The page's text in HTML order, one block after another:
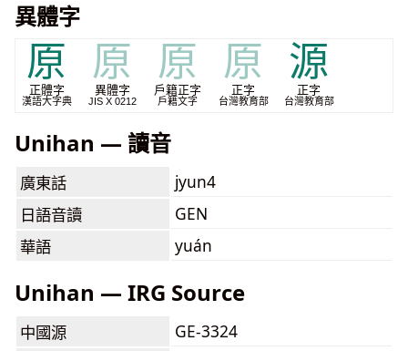
異體字
原
正體字
漢語大字典
原
異體字
JIS X 0212
原
戶籍正字
戶籍文字
原
正字
台灣教育部
源
正字
台灣教育部
Unihan — 讀音
廣東話
jyun4
日語音讀
GEN
華語
yuán
Unihan — IRG Source
中國源
GE-3324